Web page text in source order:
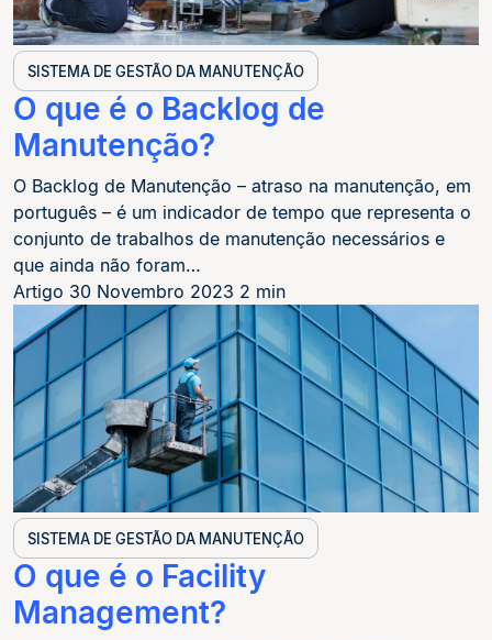
SISTEMA DE GESTÃO DA MANUTENÇÃO
O que é o Backlog de
Manutenção?
O Backlog de Manutenção – atraso na manutenção, em
português – é um indicador de tempo que representa o
conjunto de trabalhos de manutenção necessários e
que ainda não foram…
Artigo 30 Novembro 2023 2 min
SISTEMA DE GESTÃO DA MANUTENÇÃO
O que é o Facility
Management?